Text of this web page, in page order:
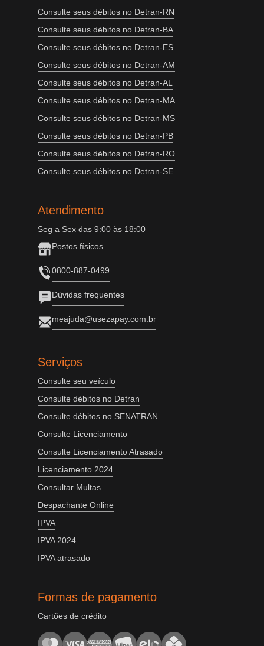
Consulte seus débitos no Detran-RN
Consulte seus débitos no Detran-BA
Consulte seus débitos no Detran-ES
Consulte seus débitos no Detran-AM
Consulte seus débitos no Detran-AL
Consulte seus débitos no Detran-MA
Consulte seus débitos no Detran-MS
Consulte seus débitos no Detran-PB
Consulte seus débitos no Detran-RO
Consulte seus débitos no Detran-SE
Atendimento
Seg a Sex das 9:00 às 18:00
Postos físicos
0800-887-0499
Dúvidas frequentes
meajuda@usezapay.com.br
Serviços
Consulte seu veículo
Consulte débitos no Detran
Consulte débitos no SENATRAN
Consulte Licenciamento
Consulte Licenciamento Atrasado
Licenciamento 2024
Consultar Multas
Despachante Online
IPVA
IPVA 2024
IPVA atrasado
Formas de pagamento
Cartões de crédito